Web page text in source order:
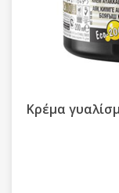
Κρέμα